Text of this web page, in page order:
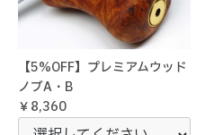
【5%OFF】プレミアムウッド
ノブA・B
￥8,360